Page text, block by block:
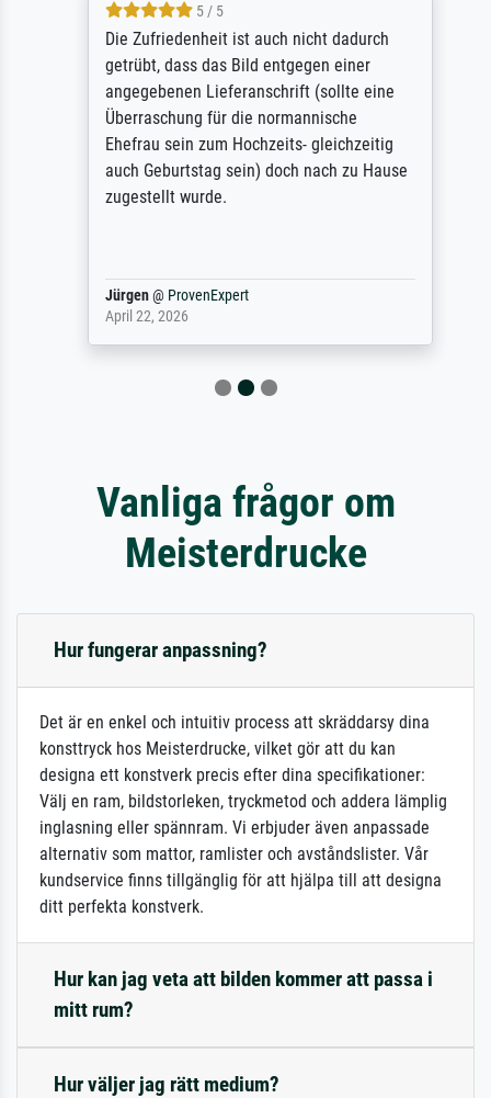
5 / 5
Die Zufriedenheit ist auch nicht dadurch
getrübt, dass das Bild entgegen einer
angegebenen Lieferanschrift (sollte eine
Überraschung für die normannische
Ehefrau sein zum Hochzeits- gleichzeitig
auch Geburtstag sein) doch nach zu Hause
zugestellt wurde.
Jürgen@ProvenExpert
April 22, 2026
Vanliga frågor om
Meisterdrucke
Hur fungerar anpassning?
Det är en enkel och intuitiv process att skräddarsy dina
konsttryck hos Meisterdrucke, vilket gör att du kan
designa ett konstverk precis efter dina specifikationer:
Välj en ram, bildstorleken, tryckmetod och addera lämplig
inglasning eller spännram. Vi erbjuder även anpassade
alternativ som mattor, ramlister och avståndslister. Vår
kundservice finns tillgänglig för att hjälpa till att designa
ditt perfekta konstverk.
Hur kan jag veta att bilden kommer att passa i
mitt rum?
Hur väljer jag rätt medium?